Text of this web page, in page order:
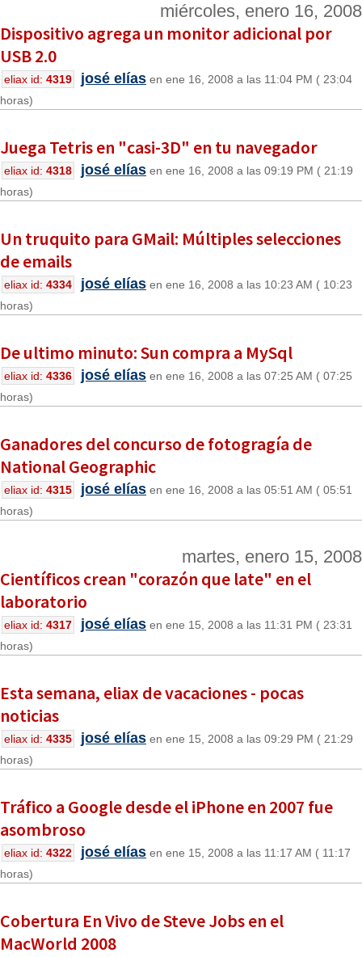
miércoles, enero 16, 2008
Dispositivo agrega un monitor adicional por
USB 2.0
eliax id: 4319 josé elías en ene 16, 2008 a las 11:04 PM ( 23:04
horas)
Juega Tetris en "casi-3D" en tu navegador
eliax id: 4318 josé elías en ene 16, 2008 a las 09:19 PM ( 21:19
horas)
Un truquito para GMail: Múltiples selecciones
de emails
eliax id: 4334 josé elías en ene 16, 2008 a las 10:23 AM ( 10:23
horas)
De ultimo minuto: Sun compra a MySql
eliax id: 4336 josé elías en ene 16, 2008 a las 07:25 AM ( 07:25
horas)
Ganadores del concurso de fotogragía de
National Geographic
eliax id: 4315 josé elías en ene 16, 2008 a las 05:51 AM ( 05:51
horas)
martes, enero 15, 2008
Científicos crean "corazón que late" en el
laboratorio
eliax id: 4317 josé elías en ene 15, 2008 a las 11:31 PM ( 23:31
horas)
Esta semana, eliax de vacaciones - pocas
noticias
eliax id: 4335 josé elías en ene 15, 2008 a las 09:29 PM ( 21:29
horas)
Tráfico a Google desde el iPhone en 2007 fue
asombroso
eliax id: 4322 josé elías en ene 15, 2008 a las 11:17 AM ( 11:17
horas)
Cobertura En Vivo de Steve Jobs en el
MacWorld 2008